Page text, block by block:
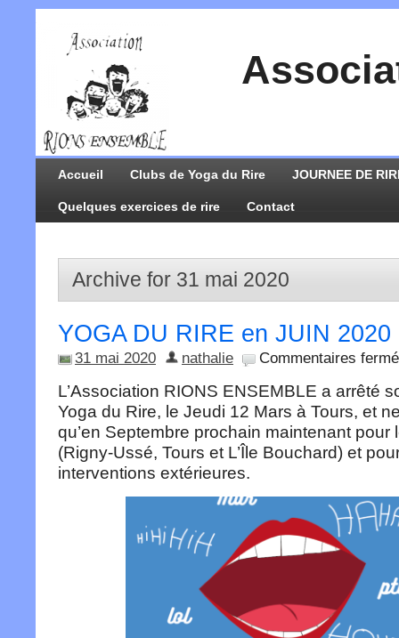
Accueil Clubs de Yoga du Rire JOURNEE DE
Quelques exercices de rire Contact
Archive for 31 mai 2020
YOGA DU RIRE en JUIN 2020
31 mai 2020 nathalie Commentaires
L’Association RIONS ENSEMBLE a arrêté
Yoga du Rire, le Jeudi 12 Mars à Tours, et
qu’en Septembre prochain maintenant pour
(Rigny-Ussé, Tours et L’Île Bouchard) et
interventions extérieures.